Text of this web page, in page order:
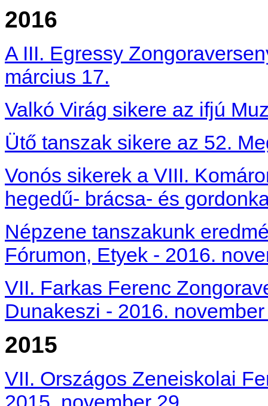
2016
A III. Egressy
március 17.
Valkó Virág sikere az ifjú
Ütő tanszak sikere az 52.
Vonós sikerek a VIII.
hegedű- brácsa- és
Népzene tanszakunk
Fórumon, Etyek - 2016.
VII. Farkas Ferenc
Dunakeszi - 2016.
2015
VII. Országos Zeneiskolai